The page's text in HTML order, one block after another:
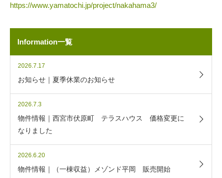
https://www.yamatochi.jp/project/nakahama3/
Information一覧
2026.7.17
お知らせ｜夏季休業のお知らせ
2026.7.3
物件情報｜西宮市伏原町 テラスハウス 価格変更に
なりました
2026.6.20
物件情報｜（一棟収益）メゾンド平岡 販売開始